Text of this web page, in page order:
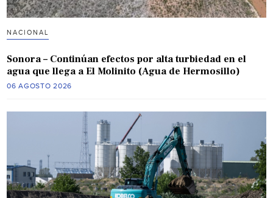
NACIONAL
Sonora – Continúan efectos por alta turbiedad en el
agua que llega a El Molinito (Agua de Hermosillo)
06 AGOSTO 2026